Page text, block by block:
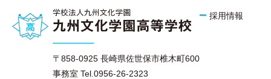
〒858-0925 長崎県佐世保市椎木町600
事務室 Tel.0956-26-2323
採用情報